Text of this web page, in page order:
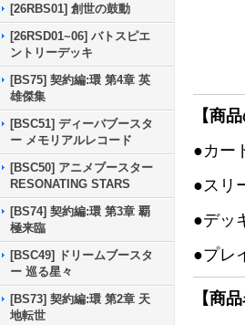
[26RBS01] 創世の鼓動
[26RSD01~06] バトスピエ
ントリーデッキ
[BS75] 契約編:環 第4章 英
雄傑集
[BSC51] ディーバブースタ
ー メモリアルレコード
[BSC50] アニメブースター
RESONATING STARS
[BS74] 契約編:環 第3章 覇
極来臨
[BSC49] ドリームブースタ
ー 巡る星々
[BS73] 契約編:環 第2章 天
地転世
【商
●カー
●スリ
●デッ
●プレ
【商